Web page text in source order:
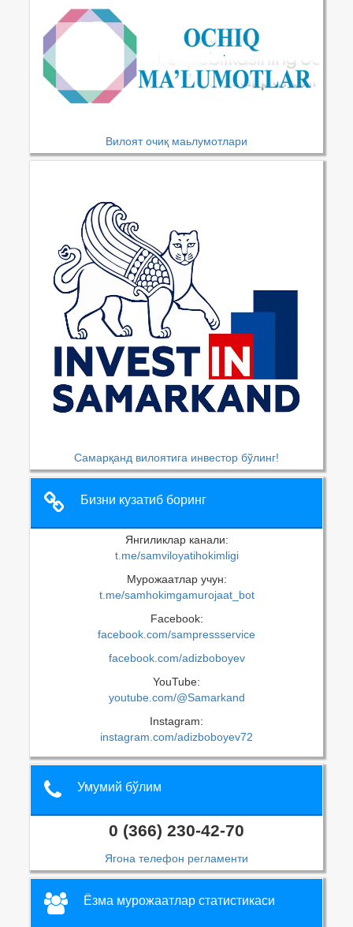
Вилоят очиқ маьлумотлари
Самарқанд вилоятига инвестор бўлинг!
Бизни кузатиб боринг
Янгиликлар канали:
t.me/samviloyatihokimligi
Мурожаатлар учун:
t.me/samhokimgamurojaat_bot
Facebook:
facebook.com/sampressservice
facebook.com/adizboboyev
YouTube:
youtube.com/@Samarkand
Instagram:
instagram.com/adizboboyev72
Умумий бўлим
0 (366) 230-42-70
Ягона телефон регламенти
Ёзма мурожаатлар статистикаси